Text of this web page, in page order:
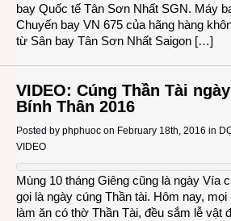
bay Quốc tế Tân Sơn Nhất SGN. Máy
Chuyến bay VN 675 của hãng hàng
từ Sân bay Tân Sơn Nhất Saigon […]
VIDEO: Cúng Thần Tài
Bính Thân 2016
Posted by phphuoc on February 18th, 2016 in
VIDEO
Mùng 10 tháng Giêng cũng là ngày Vía
gọi là ngày cúng Thần tài. Hôm nay,
làm ăn có thờ Thần Tài, đều sắm lễ vật